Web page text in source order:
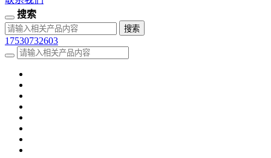
搜索
17530732603